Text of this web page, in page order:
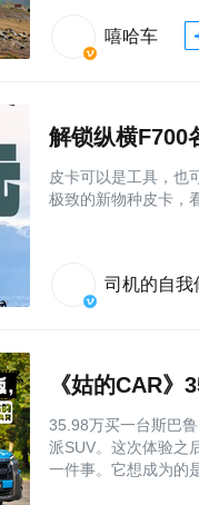
嘻哈车
解锁纵横F700
皮卡可以是工具，也
极致的新物种皮卡，
司机的自我
《姑的CAR
35.98万买一台斯巴
派SUV。这次体验之
一件事。它想成为的